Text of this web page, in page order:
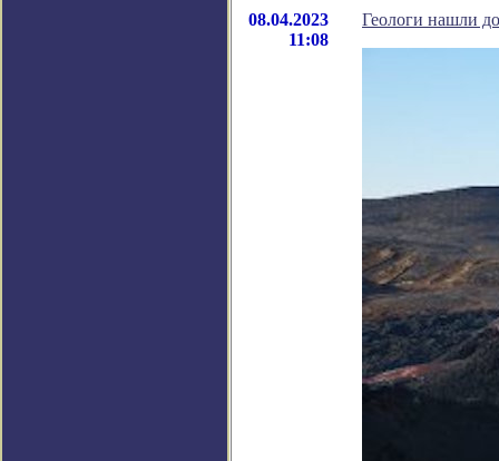
08.04.2023
11:08
Геологи нашли